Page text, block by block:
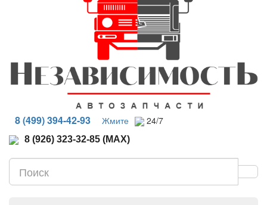
8 (499) 394-42-93 Жмите 24/7
8 (926) 323-32-85 (MAX)